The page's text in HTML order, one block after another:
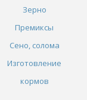
Зерно
Премиксы
Сено, солома
Изготовление
кормов